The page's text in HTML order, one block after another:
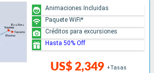
US$ 2,349 +Tasas
Animaciones Incluidas
Paquete WiFi*
Créditos para excursiones
Hasta 50% Off